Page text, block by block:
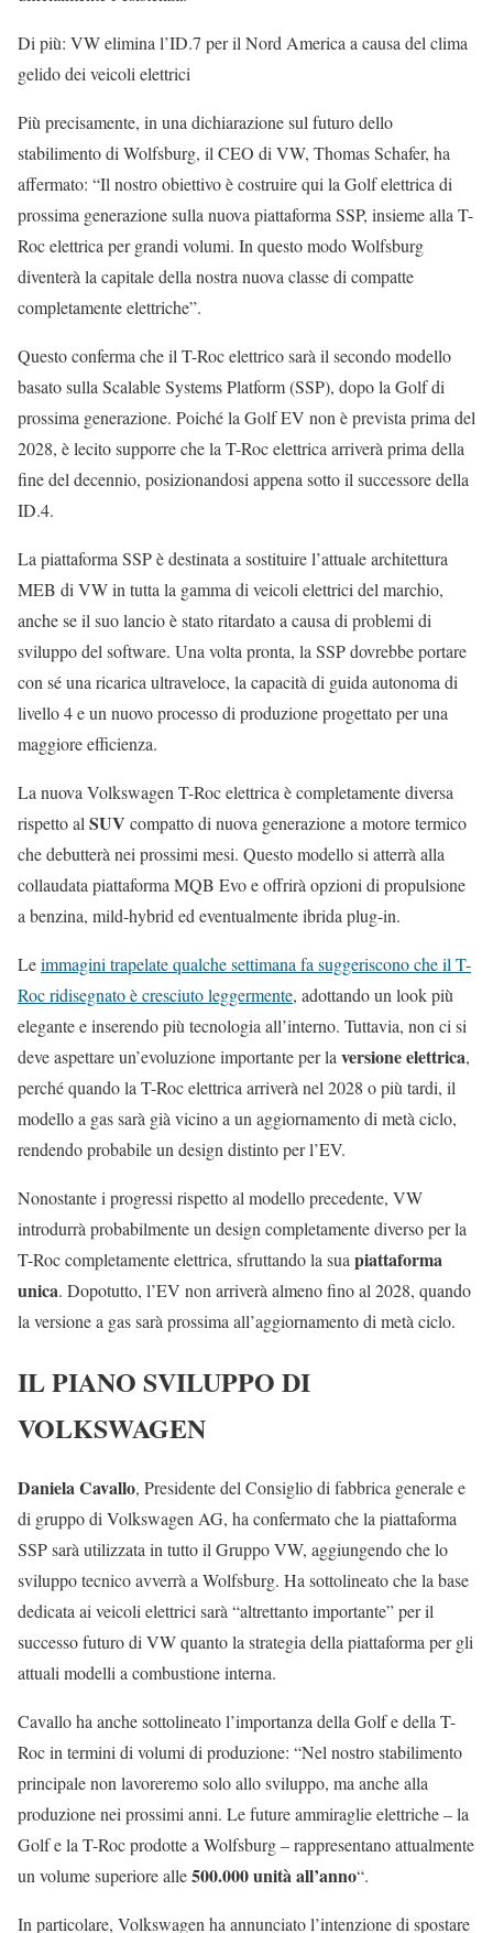
Di più: VW elimina l’ID.7 per il Nord America a causa del clima
gelido dei veicoli elettrici
Più precisamente, in una dichiarazione sul futuro dello
stabilimento di Wolfsburg, il CEO di VW, Thomas Schafer, ha
affermato: “Il nostro obiettivo è costruire qui la Golf elettrica di
prossima generazione sulla nuova piattaforma SSP, insieme alla T-
Roc elettrica per grandi volumi. In questo modo Wolfsburg
diventerà la capitale della nostra nuova classe di compatte
completamente elettriche”.
Questo conferma che il T-Roc elettrico sarà il secondo modello
basato sulla Scalable Systems Platform (SSP), dopo la Golf di
prossima generazione. Poiché la Golf EV non è prevista prima del
2028, è lecito supporre che la T-Roc elettrica arriverà prima della
fine del decennio, posizionandosi appena sotto il successore della
ID.4.
La piattaforma SSP è destinata a sostituire l’attuale architettura
MEB di VW in tutta la gamma di veicoli elettrici del marchio,
anche se il suo lancio è stato ritardato a causa di problemi di
sviluppo del software. Una volta pronta, la SSP dovrebbe portare
con sé una ricarica ultraveloce, la capacità di guida autonoma di
livello 4 e un nuovo processo di produzione progettato per una
maggiore efficienza.
La nuova Volkswagen T-Roc elettrica è completamente diversa
rispetto al SUV compatto di nuova generazione a motore termico
che debutterà nei prossimi mesi. Questo modello si atterrà alla
collaudata piattaforma MQB Evo e offrirà opzioni di propulsione
a benzina, mild-hybrid ed eventualmente ibrida plug-in.
Leimmagini trapelate qualche settimana fa suggeriscono che il T-
Roc ridisegnato è cresciuto leggermente, adottando un look più
elegante e inserendo più tecnologia all’interno. Tuttavia, non ci si
deve aspettare un’evoluzione importante per la versione elettrica,
perché quando la T-Roc elettrica arriverà nel 2028 o più tardi, il
modello a gas sarà già vicino a un aggiornamento di metà ciclo,
rendendo probabile un design distinto per l’EV.
Nonostante i progressi rispetto al modello precedente, VW
introdurrà probabilmente un design completamente diverso per la
T-Roc completamente elettrica, sfruttando la sua piattaforma
unica. Dopotutto, l’EV non arriverà almeno fino al 2028, quando
la versione a gas sarà prossima all’aggiornamento di metà ciclo.
IL PIANO SVILUPPO DI
VOLKSWAGEN
Daniela Cavallo, Presidente del Consiglio di fabbrica generale e
di gruppo di Volkswagen AG, ha confermato che la piattaforma
SSP sarà utilizzata in tutto il Gruppo VW, aggiungendo che lo
sviluppo tecnico avverrà a Wolfsburg. Ha sottolineato che la base
dedicata ai veicoli elettrici sarà “altrettanto importante” per il
successo futuro di VW quanto la strategia della piattaforma per gli
attuali modelli a combustione interna.
Cavallo ha anche sottolineato l’importanza della Golf e della T-
Roc in termini di volumi di produzione: “Nel nostro stabilimento
principale non lavoreremo solo allo sviluppo, ma anche alla
produzione nei prossimi anni. Le future ammiraglie elettriche – la
Golf e la T-Roc prodotte a Wolfsburg – rappresentano attualmente
un volume superiore alle500.000 unità all’anno“.
In particolare, Volkswagen ha annunciato l’intenzione di spostare